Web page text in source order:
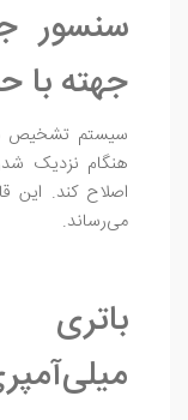
جهته با
سیستم تشخیص
هنگام نزدیک
اصلاح کند. این
می‌رساند.